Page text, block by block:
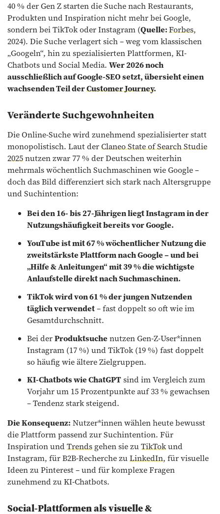
40 % der Gen Z starten die Suche nach Restaurants,
Produkten und Inspiration nicht mehr bei Google,
sondern bei TikTok oder Instagram (Quelle:Forbes,
2024). Die Suche verlagert sich – weg vom klassischen
„Googeln“, hin zu spezialisierten Plattformen, KI-
Chatbots und Social Media. Wer 2026 noch
ausschließlich auf Google-SEO setzt, übersieht einen
wachsenden Teil derCustomer Journey.
Veränderte Suchgewohnheiten
Die Online-Suche wird zunehmend spezialisierter statt
monopolistisch. Laut derClaneo State of Search Studie
2025nutzen zwar 77 % der Deutschen weiterhin
mehrmals wöchentlich Suchmaschinen wie Google –
doch das Bild differenziert sich stark nach Altersgruppe
und Suchintention:
Bei den 16- bis 27-Jährigen liegt Instagram in der
Nutzungshäufigkeit bereits vor Google.
YouTube ist mit 67 % wöchentlicher Nutzung die
zweitstärkste Plattform nach Google– und bei
„Hilfe & Anleitungen“ mit 39 % die wichtigste
Anlaufstelle direkt nach Suchmaschinen.
TikTok wird von 61 % der jungen Nutzenden
täglich verwendet– fast doppelt so oft wie im
Gesamtdurchschnitt.
Bei derProduktsuche nutzen Gen-Z-User*innen
Instagram (17 %) und TikTok (19 %) fast doppelt
so häufig wie ältere Zielgruppen.
KI-Chatbots wie ChatGPTsind im Vergleich zum
Vorjahr um 15 Prozentpunkte auf 33 % gewachsen
– Tendenz stark steigend.
Die Konsequenz: Nutzer*innen wählen heute bewusst
die Plattform passend zur Suchintention. Für
Inspiration und Trends gehen sie zuTikTokund
Instagram, für B2B-Recherche zuLinkedIn, für visuelle
Ideen zu Pinterest – und für komplexe Fragen
zunehmend zu KI-Chatbots.
Social-Plattformen als visuelle &